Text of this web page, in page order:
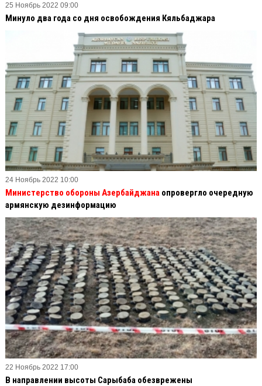
25 Ноябрь 2022 09:00
Минуло два года со дня освобождения Кяльбаджара
24 Ноябрь 2022 10:00
Министерство обороны Азербайджана опровергло очередную
армянскую дезинформацию
22 Ноябрь 2022 17:00
В направлении высоты Сарыбаба обезврежены